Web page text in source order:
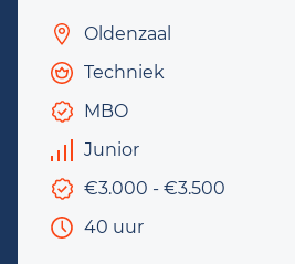
Oldenzaal
Techniek
MBO
Junior
€3.000 - €3.500
40 uur